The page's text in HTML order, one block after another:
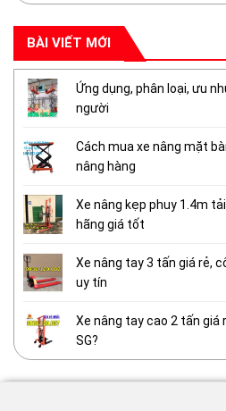
BÀI VIẾT MỚI
Ứng dụng, phân loại, ưu
người
Cách mua xe nâng mặt
nâng hàng
Xe nâng kẹp phuy 1.4m
hãng giá tốt
Xe nâng tay 3 tấn giá rẻ,
uy tín
Xe nâng tay cao 2 tấn giá
SG?